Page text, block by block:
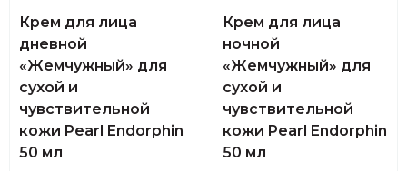
Крем для лица
дневной
«Жемчужный» для
сухой и
чувствительной
кожи Pearl Endorphin
50 мл
Крем для лица
ночной
«Жемчужный» для
cухой и
чувствительной
кожи Pearl Endorphin
50 мл